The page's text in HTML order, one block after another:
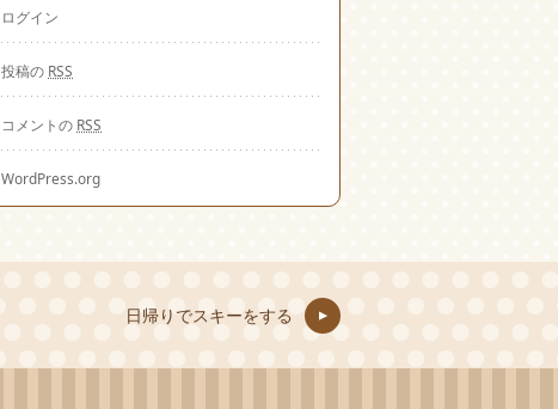
ログイン
投稿の RSS
コメントの RSS
WordPress.org
日帰りでスキーをする